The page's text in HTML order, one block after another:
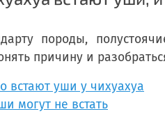
породы,
причину и
встают уши у чихуахуа
могут не встать